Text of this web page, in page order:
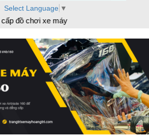
Select Language ▼